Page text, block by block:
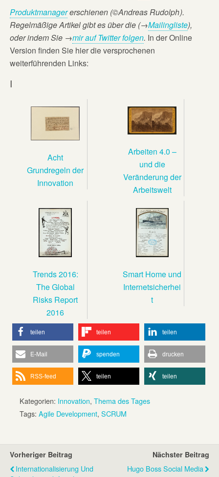
Produktmanagererschienen (©Andreas Rudolph).
Regelmäßige Artikel gibt es über die (→Mailingliste),
oderindem Sie →mir auf Twitter folgen. In der Online
Version finden Sie hier die versprochenen
weiterführenden Links:
I
Acht
Grundregeln der
Innovation
Arbeiten 4.0 –
und die
Veränderung der
Arbeitswelt
Trends 2016:
The Global
Risks Report
2016
Smart Home und
Internetsicherhei
t
teilen teilen teilen
E-Mail spenden drucken
RSS-feed teilen teilen
Kategorien: Innovation, Thema des Tages
Tags: Agile Development, SCRUM
Vorheriger Beitrag
Internationalisierung Und
Nächster Beitrag
Hugo Boss Social Media